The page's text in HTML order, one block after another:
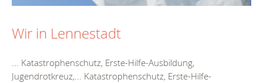
Wir in Lennestadt
... Katastrophenschutz, Erste-Hilfe-Ausbildung,
Jugendrotkreuz,... Katastrophenschutz, Erste-Hilfe-